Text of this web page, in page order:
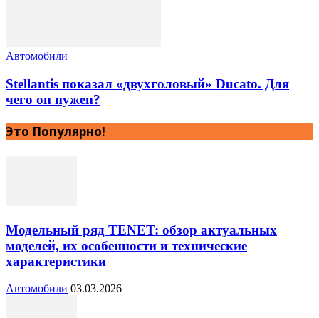
Автомобили
Stellantis показал «двухголовый» Ducato. Для
чего он нужен?
Это Популярно!
Модельный ряд TENET: обзор актуальных
моделей, их особенности и технические
характеристики
Автомобили 03.03.2026